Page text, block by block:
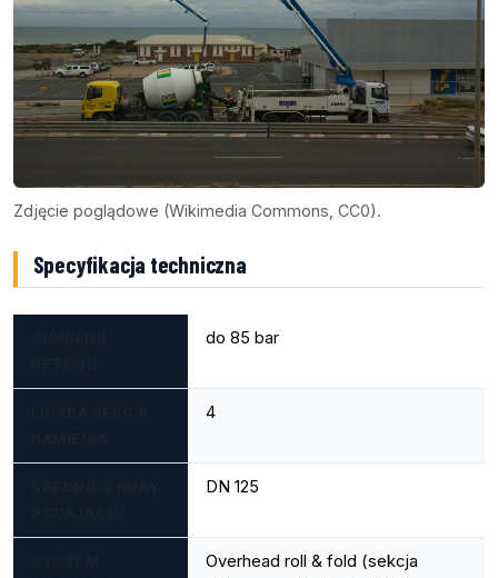
Zdjęcie poglądowe (Wikimedia Commons, CC0).
Specyfikacja techniczna
do 85 bar
4
DN 125
Overhead roll & fold (sekcja